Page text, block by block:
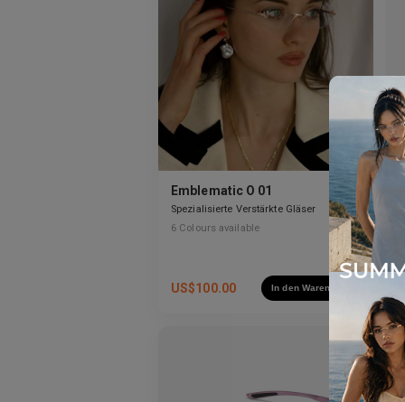
Emblematic O 01
Spezialisierte Verstärkte Gläser
6 Colours available
US$100.00 In den Warenkorb